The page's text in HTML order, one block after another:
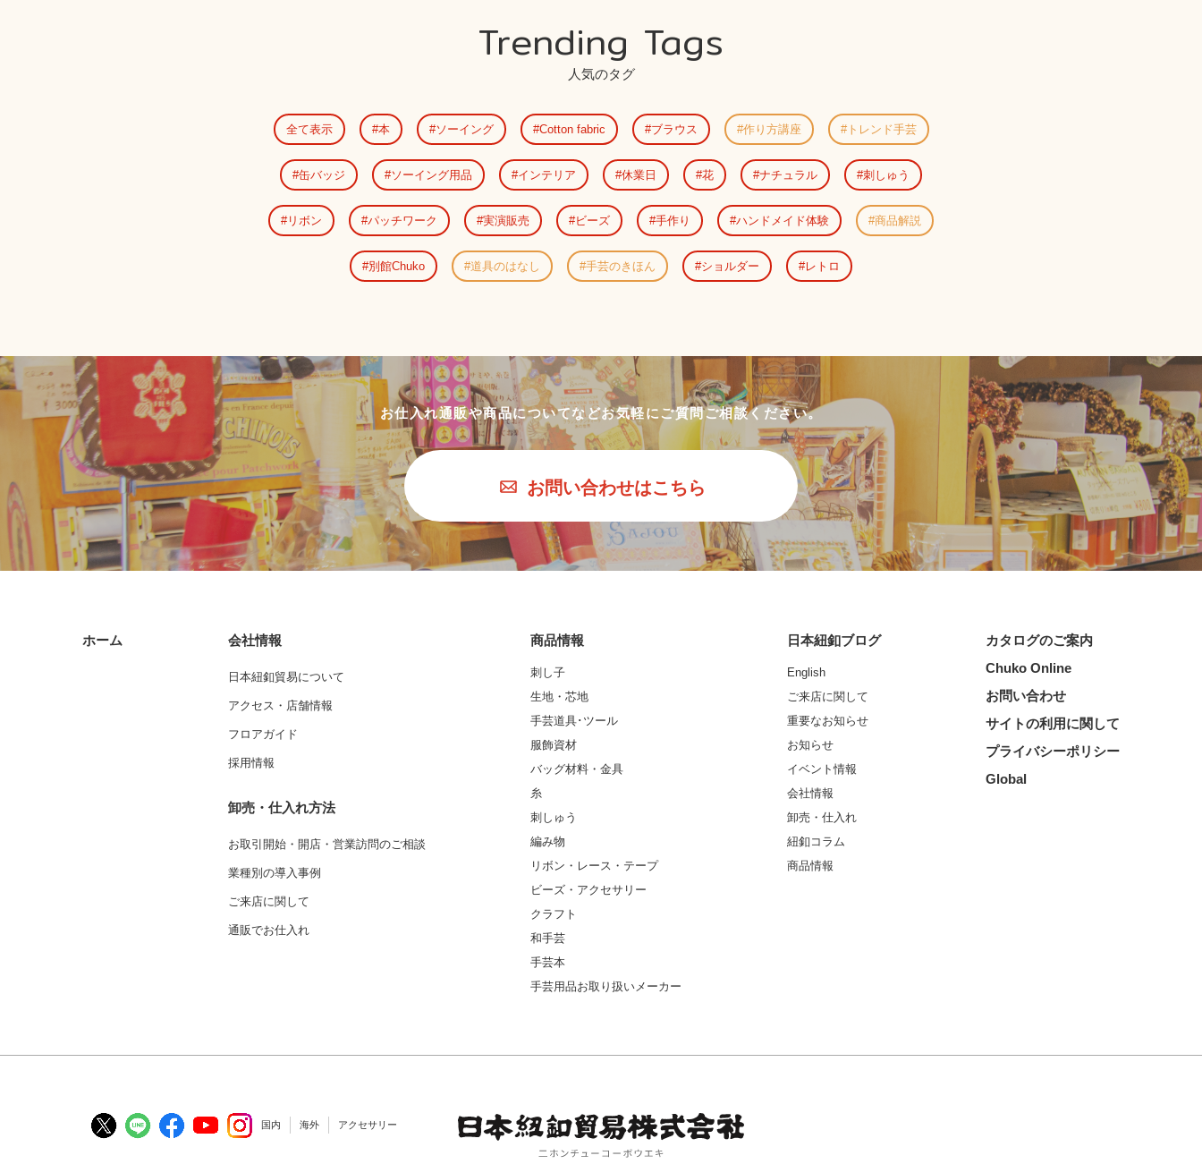
Trending Tags
人気のタグ
全て表示 本 ソーイング Cotton fabric ブラウス 作り方講座 トレンド手芸
缶バッジ ソーイング用品 インテリア 休業日 花 ナチュラル 刺しゅう
リボン パッチワーク 実演販売 ビーズ 手作り ハンドメイド体験 商品解説
別館Chuko 道具のはなし 手芸のきほん ショルダー レトロ
お仕入れ通販や商品についてなどお気軽にご質問ご相談ください。
お問い合わせはこちら
ホーム 会社情報
日本紐釦貿易について
アクセス・店舗情報
フロアガイド
採用情報
卸売・仕入れ方法
お取引開始・開店・営業訪問のご相談
業種別の導入事例
ご来店に関して
通販でお仕入れ
商品情報
刺し子
生地・芯地
手芸道具･ツール
服飾資材
バッグ材料・金具
糸
刺しゅう
編み物
リボン・レース・テープ
ビーズ・アクセサリー
クラフト
和手芸
手芸本
手芸用品お取り扱いメーカー
日本紐釦ブログ
English
ご来店に関して
重要なお知らせ
お知らせ
イベント情報
会社情報
卸売・仕入れ
紐釦コラム
商品情報
カタログのご案内
Chuko Online
お問い合わせ
サイトの利用に関して
プライバシーポリシー
Global
国内 海外 アクセサリー